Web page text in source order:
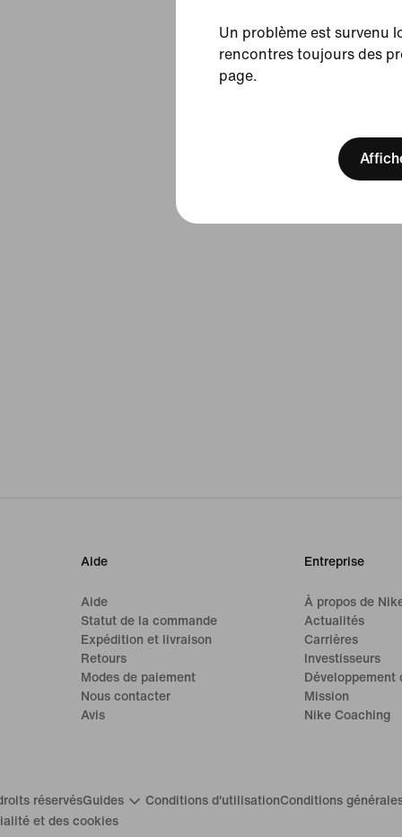
Un problème est survenu
rencontres toujours des
page.
Aide
Aide
Statut de la commande
Expédition et livraison
Retours
Modes de paiement
Nous contacter
Avis
Entreprise
À propos de
Actualités
Carrières
Investisseurs
Développement
Mission
Nike Coaching
réservésGuides Conditions d'utilisationConditions
et des cookies